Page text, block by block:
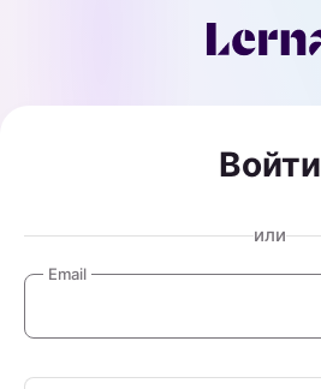
Войти
или
Email